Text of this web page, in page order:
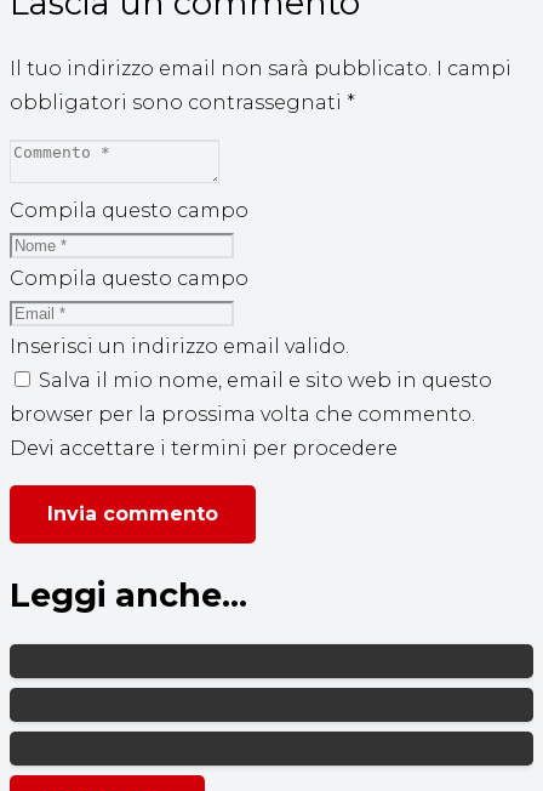
Il tuo indirizzo email non sarà pubblicato. I campi
obbligatori sono contrassegnati *
Compila questo campo
Compila questo campo
Inserisci un indirizzo email valido.
Salva il mio nome, email e sito web in questo
browser per la prossima volta che commento.
Devi accettare i termini per procedere
Invia commento
Leggi anche...